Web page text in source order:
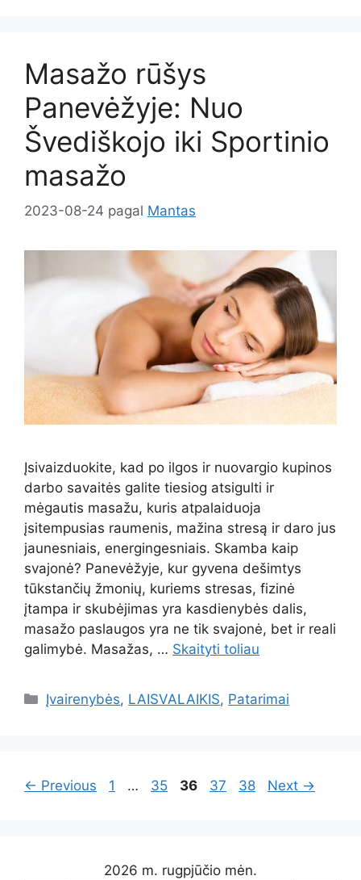
Masažo rūšys
Panevėžyje: Nuo
Švediškojo iki Sportinio
masažo
2023-08-24 pagal Mantas
Įsivaizduokite, kad po ilgos ir nuovargio kupinos
darbo savaitės galite tiesiog atsigulti ir
mėgautis masažu, kuris atpalaiduoja
įsitempusias raumenis, mažina stresą ir daro jus
jaunesniais, energingesniais. Skamba kaip
svajonė? Panevėžyje, kur gyvena dešimtys
tūkstančių žmonių, kuriems stresas, fizinė
įtampa ir skubėjimas yra kasdienybės dalis,
masažo paslaugos yra ne tik svajonė, bet ir reali
galimybė. Masažas, … Skaityti toliau
Kategorijos
Įvairenybės, LAISVALAIKIS, Patarimai
← Previous Page
1 … Page
35 Page
36 Page
37 Page
38 Next →
2026 m. rugpjūčio mėn.